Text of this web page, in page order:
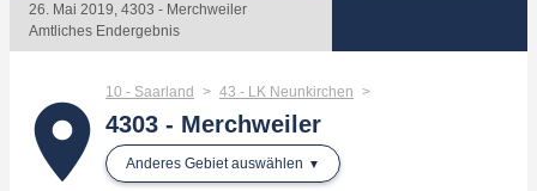
26. Mai 2019, 4303 - Merchweiler
Amtliches Endergebnis
place
10 - Saarland 43 - LK Neunkirchen
4303 - Merchweiler
Anderes Gebiet auswählen